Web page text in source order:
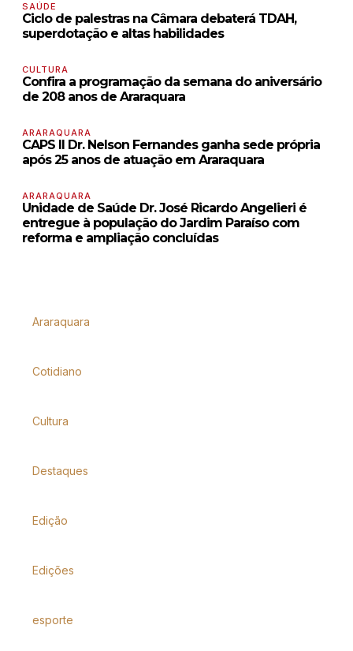
SAÚDE
Ciclo de palestras na Câmara debaterá TDAH,
superdotação e altas habilidades
CULTURA
Confira a programação da semana do aniversário
de 208 anos de Araraquara
ARARAQUARA
CAPS II Dr. Nelson Fernandes ganha sede própria
após 25 anos de atuação em Araraquara
ARARAQUARA
Unidade de Saúde Dr. José Ricardo Angelieri é
entregue à população do Jardim Paraíso com
reforma e ampliação concluídas
Araraquara
Cotidiano
Cultura
Destaques
Edição
Edições
esporte